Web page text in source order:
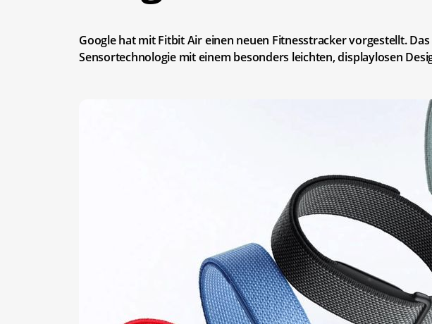
Google hat mit Fitbit Air einen neuen Fitnesstracker vorgestellt.
Sensortechnologie mit einem besonders leichten, displaylosen